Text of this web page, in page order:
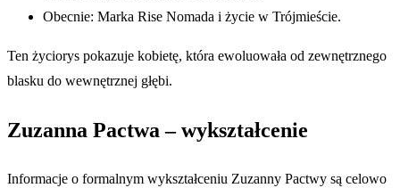
Obecnie: Marka Rise Nomada i życie w Trójmieście.
Ten życiorys pokazuje kobietę, która ewoluowała od zewnętrznego
blasku do wewnętrznej głębi.
Zuzanna Pactwa – wykształcenie
Informacje o formalnym wykształceniu Zuzanny Pactwy są celowo